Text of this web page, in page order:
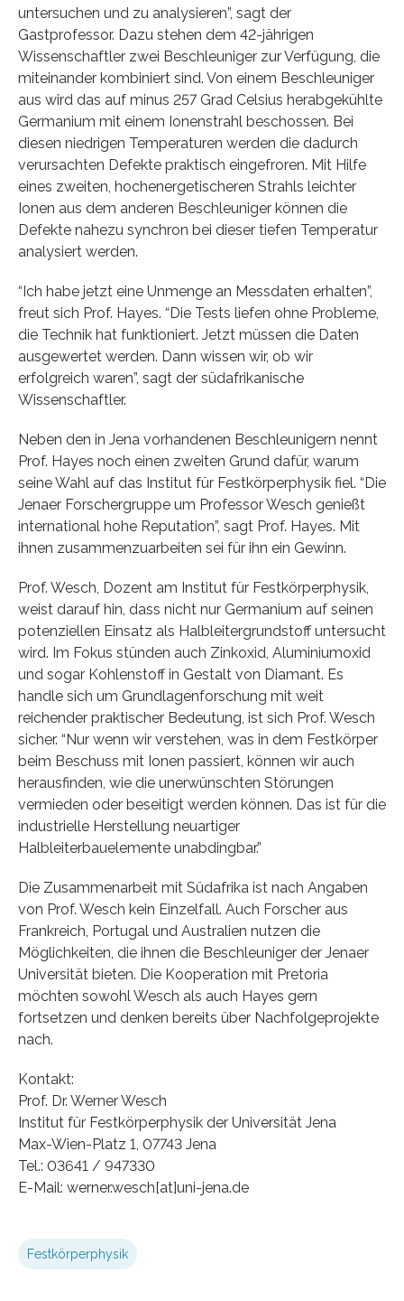
untersuchen und zu analysieren”, sagt der
Gastprofessor. Dazu stehen dem 42-jährigen
Wissenschaftler zwei Beschleuniger zur Verfügung, die
miteinander kombiniert sind. Von einem Beschleuniger
aus wird das auf minus 257 Grad Celsius herabgekühlte
Germanium mit einem Ionenstrahl beschossen. Bei
diesen niedrigen Temperaturen werden die dadurch
verursachten Defekte praktisch eingefroren. Mit Hilfe
eines zweiten, hochenergetischeren Strahls leichter
Ionen aus dem anderen Beschleuniger können die
Defekte nahezu synchron bei dieser tiefen Temperatur
analysiert werden.
“Ich habe jetzt eine Unmenge an Messdaten erhalten”,
freut sich Prof. Hayes. “Die Tests liefen ohne Probleme,
die Technik hat funktioniert. Jetzt müssen die Daten
ausgewertet werden. Dann wissen wir, ob wir
erfolgreich waren”, sagt der südafrikanische
Wissenschaftler.
Neben den in Jena vorhandenen Beschleunigern nennt
Prof. Hayes noch einen zweiten Grund dafür, warum
seine Wahl auf das Institut für Festkörperphysik fiel. “Die
Jenaer Forschergruppe um Professor Wesch genießt
international hohe Reputation”, sagt Prof. Hayes. Mit
ihnen zusammenzuarbeiten sei für ihn ein Gewinn.
Prof. Wesch, Dozent am Institut für Festkörperphysik,
weist darauf hin, dass nicht nur Germanium auf seinen
potenziellen Einsatz als Halbleitergrundstoff untersucht
wird. Im Fokus stünden auch Zinkoxid, Aluminiumoxid
und sogar Kohlenstoff in Gestalt von Diamant. Es
handle sich um Grundlagenforschung mit weit
reichender praktischer Bedeutung, ist sich Prof. Wesch
sicher. “Nur wenn wir verstehen, was in dem Festkörper
beim Beschuss mit Ionen passiert, können wir auch
herausfinden, wie die unerwünschten Störungen
vermieden oder beseitigt werden können. Das ist für die
industrielle Herstellung neuartiger
Halbleiterbauelemente unabdingbar.”
Die Zusammenarbeit mit Südafrika ist nach Angaben
von Prof. Wesch kein Einzelfall. Auch Forscher aus
Frankreich, Portugal und Australien nutzen die
Möglichkeiten, die ihnen die Beschleuniger der Jenaer
Universität bieten. Die Kooperation mit Pretoria
möchten sowohl Wesch als auch Hayes gern
fortsetzen und denken bereits über Nachfolgeprojekte
nach.
Kontakt:
Prof. Dr. Werner Wesch
Institut für Festkörperphysik der Universität Jena
Max-Wien-Platz 1, 07743 Jena
Tel.: 03641 / 947330
E-Mail: werner.wesch[at]uni-jena.de
Festkörperphysik